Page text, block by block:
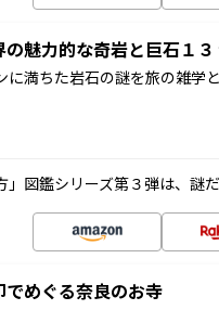
魅力的な奇岩と巨石１
に満ちた岩石の謎を旅の雑学
」図鑑シリーズ第３弾は、謎
めぐる奈良のお寺